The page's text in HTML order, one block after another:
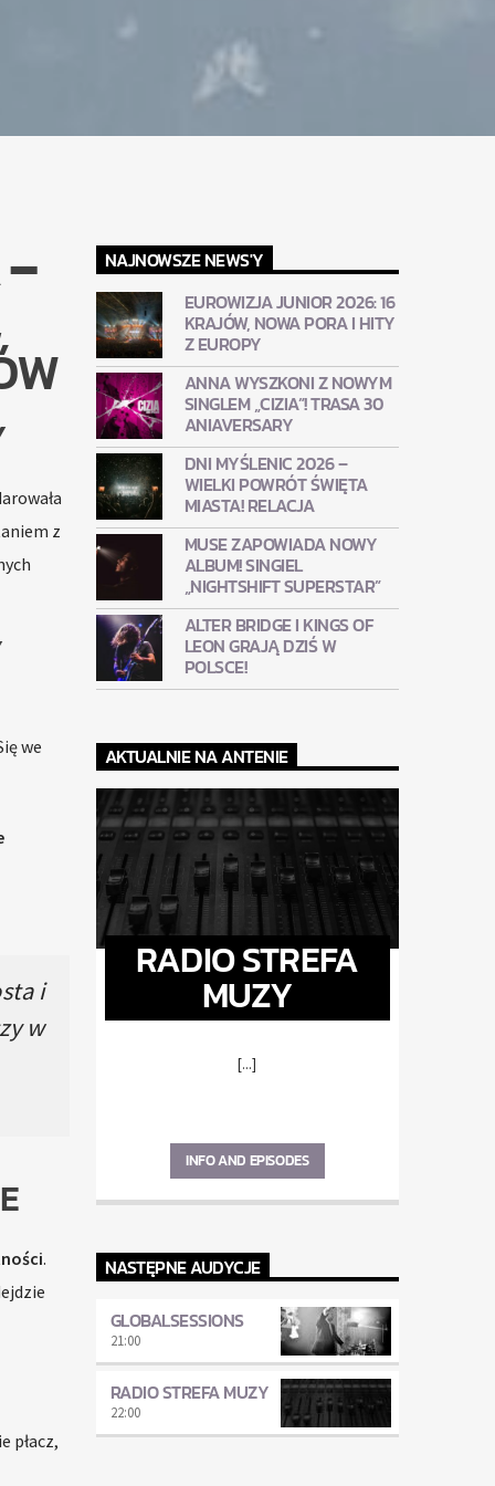
z
we
i
w
.
płacz,
NAJNOWSZE NEWS'Y
EUROWIZJA JUNIOR 2026: 16
KRAJÓW, NOWA PORA I HITY
Z EUROPY
ANNA WYSZKONI Z NOWYM
SINGLEM „CIZIA”! TRASA 30
ANIAVERSARY
DNI MYŚLENIC 2026 –
WIELKI POWRÓT ŚWIĘTA
MIASTA! RELACJA
MUSE ZAPOWIADA NOWY
ALBUM! SINGIEL
„NIGHTSHIFT SUPERSTAR”
ALTER BRIDGE I KINGS OF
LEON GRAJĄ DZIŚ W
POLSCE!
AKTUALNIE NA ANTENIE
RADIO STREFA
MUZY
[...]
INFO AND EPISODES
NASTĘPNE AUDYCJE
GLOBALSESSIONS
21:00
RADIO STREFA MUZY
22:00